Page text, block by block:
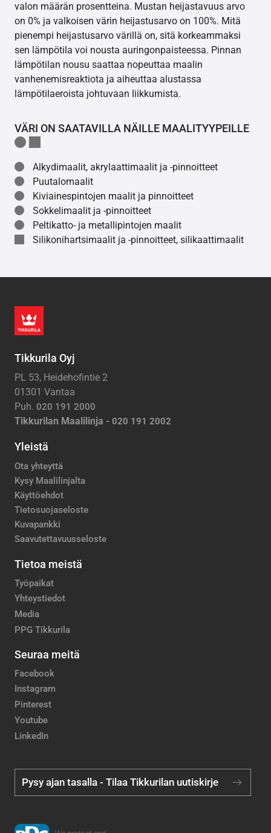
valon määrän prosentteina. Mustan heijastavuus arvo
on 0% ja valkoisen värin heijastusarvo on 100%. Mitä
pienempi heijastusarvo värillä on, sitä korkeammaksi
sen lämpötila voi nousta auringonpaisteessa. Pinnan
lämpötilan nousu saattaa nopeuttaa maalin
vanhenemisreaktiota ja aiheuttaa alustassa
lämpötilaeroista johtuvaan liikkumista.
VÄRI ON SAATAVILLA NÄILLE MAALITYYPEILLE
Alkydimaalit, akrylaattimaalit ja -pinnoitteet
Puutalomaalit
Kiviainespintojen maalit ja pinnoitteet
Sokkelimaalit ja -pinnoitteet
Peltikatto- ja metallipintojen maalit
Silikonihartsimaalit ja -pinnoitteet, silikaattimaalit
Tikkurila Oyj
PL 53, Heidehofintie 2
01301 Vantaa
Puh. 020 191 2000
Tikkurilan Maalilinja - 020 191 2002
Yleistä
Ota yhteyttä
Kysy Maalilinjalta
Käyttöehdot
Tietosuojaseloste
Kuvapankki
Saavutettavuusseloste
Tietoa meistä
Työpaikat
Yhteystiedot
Media
PPG Tikkurila
Seuraa meitä
Facebook
Instagram
Pinterest
Youtube
LinkedIn
Pysy ajan tasalla - Tilaa Tikkurilan uutiskirje